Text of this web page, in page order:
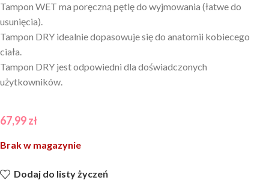
Tampon WET ma poręczną pętlę do wyjmowania (łatwe do
usunięcia).
Tampon DRY idealnie dopasowuje się do anatomii kobiecego
ciała.
Tampon DRY jest odpowiedni dla doświadczonych
użytkowników.
67,99zł
Brak w magazynie
Dodaj do listy życzeń